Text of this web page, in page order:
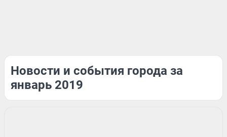
Новости и события города за
январь 2019